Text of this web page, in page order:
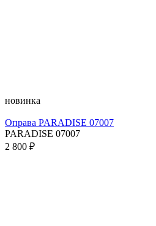
новинка
Оправа PARADISE 07007
PARADISE 07007
2 800 ₽